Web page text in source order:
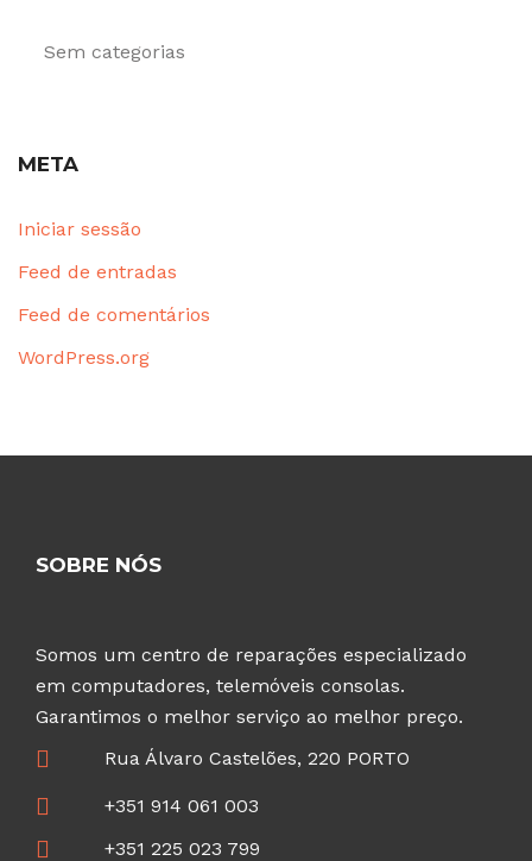
Sem categorias
META
Iniciar sessão
Feed de entradas
Feed de comentários
WordPress.org
SOBRE NÓS
Somos um centro de reparações especializado
em computadores, telemóveis consolas.
Garantimos o melhor serviço ao melhor preço.
Rua Álvaro Castelões, 220 PORTO
+351 914 061 003
+351 225 023 799